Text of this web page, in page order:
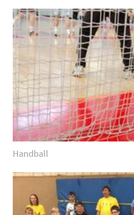
Handball